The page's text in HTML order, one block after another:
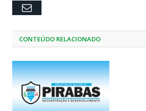
Email
CONTEÚDO RELACIONADO